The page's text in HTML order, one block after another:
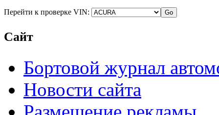
Перейти к проверке VIN:
Сайт
Бортовой журнал
Новости сайта